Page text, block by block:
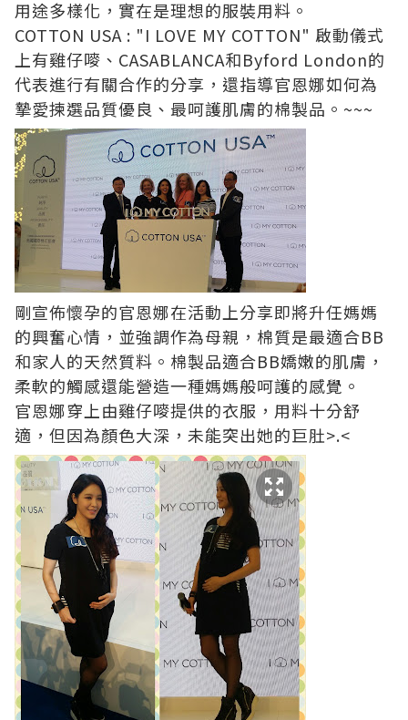
用途多樣化，實在是理想的服裝用料。
COTTON USA : "I LOVE MY COTTON" 啟動儀式
上有雞仔嘜、CASABLANCA和Byford London的
代表進行有關合作的分享，還指導官恩娜如何為
摯愛揀選品質優良、最呵護肌膚的棉製品。~~~
剛宣佈懷孕的官恩娜在活動上分享即將升任媽媽
的興奮心情，並強調作為母親，棉質是最適合BB
和家人的天然質料。棉製品適合BB嬌嫩的肌膚，
柔軟的觸感還能營造一種媽媽般呵護的感覺。
官恩娜穿上由雞仔嘜提供的衣服，用料十分舒
適，但因為顏色大深，未能突出她的巨肚>.<